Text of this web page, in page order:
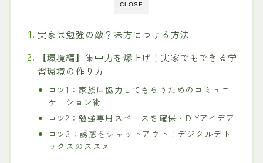
CLOSE
実家は勉強の敵？味方につける方法
【環境編】集中力を爆上げ！実家でもできる学
習環境の作り方
コツ1：家族に協力してもらうためのコミュニ
ケーション術
コツ2：勉強専用スペースを確保・DIYアイデア
コツ3：誘惑をシャットアウト！デジタルデト
ックスのススメ